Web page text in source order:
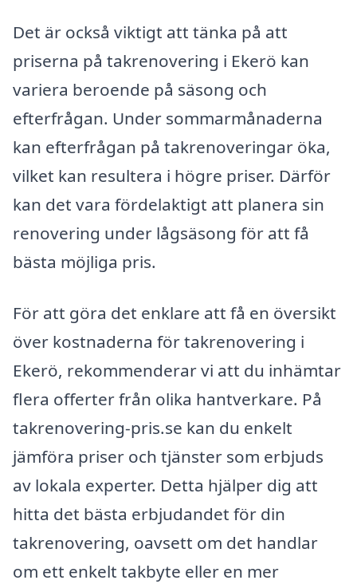
Det är också viktigt att tänka på att
priserna på takrenovering i Ekerö kan
variera beroende på säsong och
efterfrågan. Under sommarmånaderna
kan efterfrågan på takrenoveringar öka,
vilket kan resultera i högre priser. Därför
kan det vara fördelaktigt att planera sin
renovering under lågsäsong för att få
bästa möjliga pris.
För att göra det enklare att få en översikt
över kostnaderna för takrenovering i
Ekerö, rekommenderar vi att du inhämtar
flera offerter från olika hantverkare. På
takrenovering-pris.se kan du enkelt
jämföra priser och tjänster som erbjuds
av lokala experter. Detta hjälper dig att
hitta det bästa erbjudandet för din
takrenovering, oavsett om det handlar
om ett enkelt takbyte eller en mer